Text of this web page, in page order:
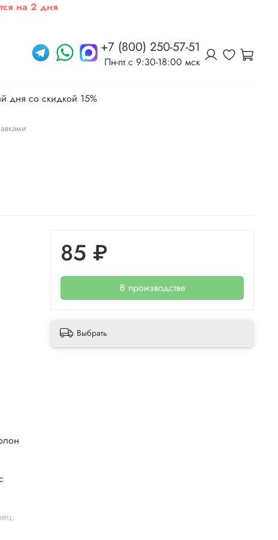
на 2 дня
+7 (800) 250-57-51
Пн-пт c 9:30-18:00 мск
дня со скидкой 15%
85 ₽
В производстве
Выбрать